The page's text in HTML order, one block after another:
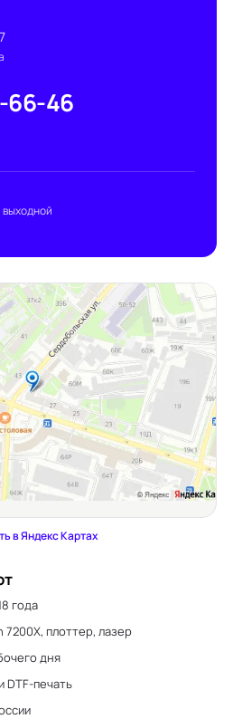
66-46
выходной
в Яндекс Картах
года
плоттер, лазер
дня
DTF-печать